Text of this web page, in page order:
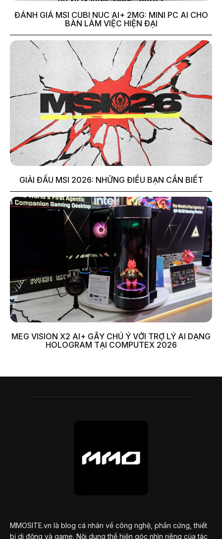
ĐÁNH GIÁ MSI CUBI NUC AI+ 2MG: MINI PC AI CHO
BÀN LÀM VIỆC HIỆN ĐẠI
GIẢI ĐẤU MSI 2026: NHỮNG ĐIỀU BẠN CẦN BIẾT
MEG VISION X2 AI+ GÂY CHÚ Ý VỚI TRỢ LÝ AI DẠNG
HOLOGRAM TẠI COMPUTEX 2026
MMOSITE.vn là blog cá nhân về công nghệ, phần cứng, thiết
bị di động và game. Nội dung thể hiện góc nhìn riêng của tác